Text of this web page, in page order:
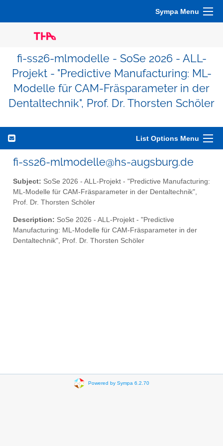
Sympa Menu
fi-ss26-mlmodelle - SoSe 2026 - ALL-
Projekt - "Predictive Manufacturing: ML-
Modelle für CAM-Fräsparameter in der
Dentaltechnik", Prof. Dr. Thorsten Schöler
List Options Menu
fi-ss26-mlmodelle@hs-augsburg.de
Subject: SoSe 2026 - ALL-Projekt - "Predictive Manufacturing:
ML-Modelle für CAM-Fräsparameter in der Dentaltechnik",
Prof. Dr. Thorsten Schöler
Description: SoSe 2026 - ALL-Projekt - "Predictive
Manufacturing: ML-Modelle für CAM-Fräsparameter in der
Dentaltechnik", Prof. Dr. Thorsten Schöler
Powered by Sympa 6.2.70